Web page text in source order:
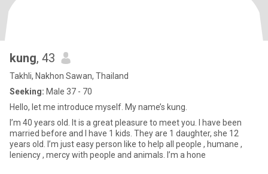
kung, 43
Takhli, Nakhon Sawan, Thailand
Seeking: Male 37 - 70
Hello, let me introduce myself. My name’s kung.
I’m 40 years old. It is a great pleasure to meet you. I have been
married before and I have 1 kids. They are 1 daughter, she 12
years old. I’m just easy person like to help all people , humane ,
leniency , mercy with people and animals. I’m a hone